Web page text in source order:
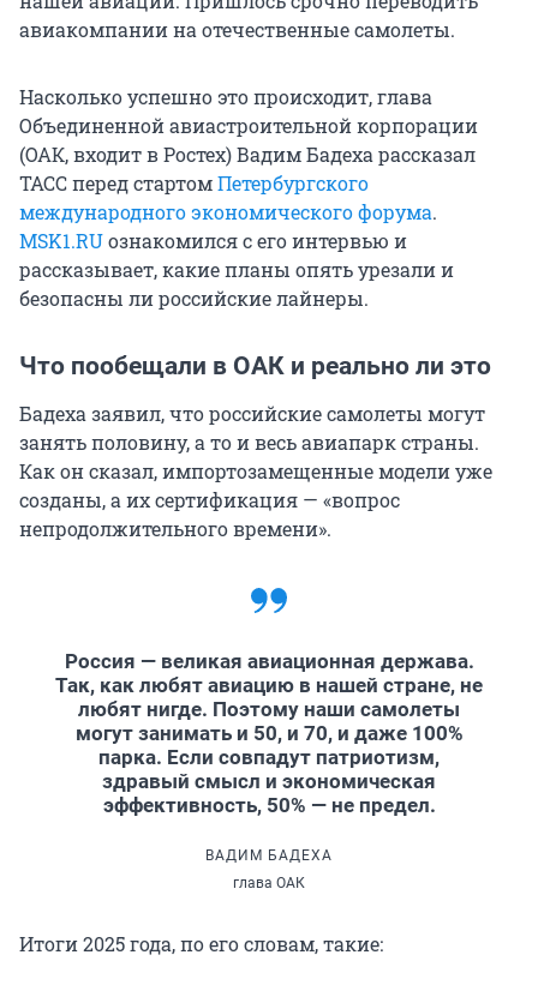
авиакомпании на отечественные самолеты.
Насколько успешно это происходит, глава
Объединенной авиастроительной корпорации
(ОАК, входит в Ростех) Вадим Бадеха рассказал
ТАСС перед стартомПетербургского
международного экономического форума.
MSK1.RUознакомился с его интервью и
рассказывает, какие планы опять урезали и
безопасны ли российские лайнеры.
Что пообещали в ОАК и реально ли это
Бадеха заявил, что российские самолеты могут
занять половину, а то и весь авиапарк страны.
Как он сказал, импортозамещенные модели уже
созданы, а их сертификация — «вопрос
непродолжительного времени».
Россия — великая авиационная держава.
Так, как любят авиацию в нашей стране, не
любят нигде. Поэтому наши самолеты
могут занимать и 50, и 70, и даже 100%
парка. Если совпадут патриотизм,
здравый смысл и экономическая
эффективность, 50% — не предел.
ВАДИМ БАДЕХА
глава ОАК
Итоги 2025 года, по его словам, такие: